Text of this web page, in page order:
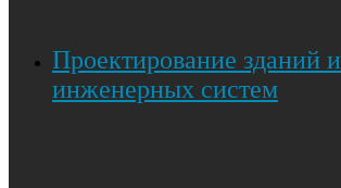
Проектирование зданий и
инженерных систем